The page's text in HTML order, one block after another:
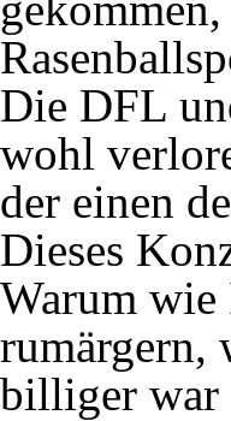
Die DFL
wohl
der einen
Dieses
Warum wie
rumärgern,
billiger war